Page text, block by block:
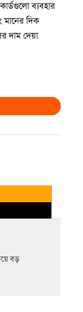
ব্যবহার
মানের দিক
দাম দেয়া
বড়